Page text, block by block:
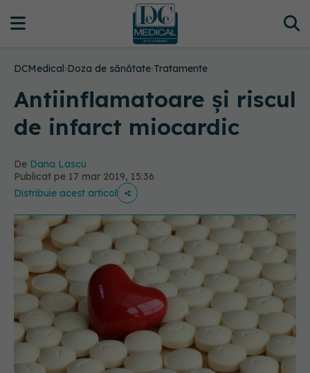
DCMedical›Doza de sănătate›Tratamente
Antiinflamatoare și riscul
de infarct miocardic
De Dana Lascu
Publicat pe 17 mar 2019, 15:36
Distribuie acest articol